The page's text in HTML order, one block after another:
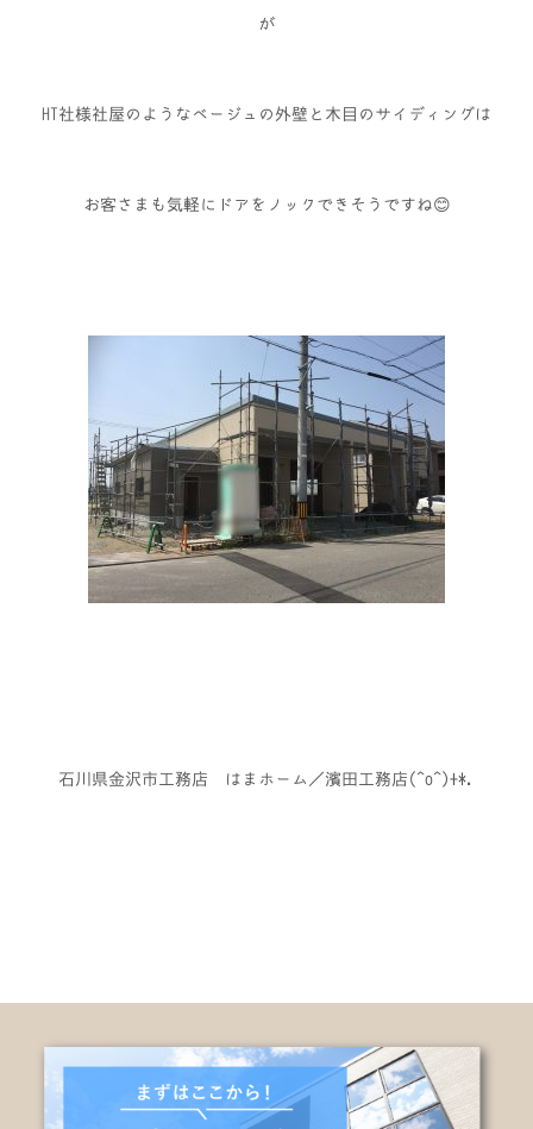
が
HT社様社屋のようなベージュの外壁と木目のサイディングは
お客さまも気軽にドアをノックできそうですね😊
石川県金沢市工務店 はまホーム／濱田工務店(^o^)+*.